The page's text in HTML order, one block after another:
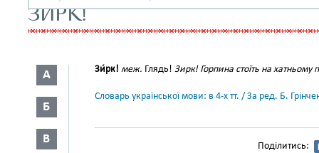
ЗИРК!
А
Б
В
Зи́рк! меж. Глядь! Зирк! Горпина стоїть на хатньому
Словарь української мови: в 4-х тт. / За ред. Б.
Поділитись: